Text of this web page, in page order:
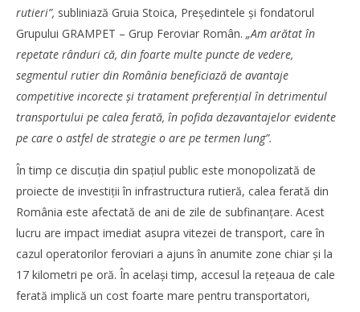
WDP își consolidează prezența pe piața europeană și
investește în noi proiecte logistice din România
Redacția
rutieri”, subliniază Gruia Stoica, Președintele și fondatorul
Grupului GRAMPET – Grup Feroviar Român. „Am arătat în
repetate rânduri că, din foarte multe puncte de vedere,
segmentul rutier din România beneficiază de avantaje
competitive incorecte și tratament preferențial în detrimentul
transportului pe calea ferată, în pofida dezavantajelor evidente
pe care o astfel de strategie o are pe termen lung”.
În timp ce discuția din spațiul public este monopolizată de
proiecte de investiții în infrastructura rutieră, calea ferată din
România este afectată de ani de zile de subfinanțare. Acest
lucru are impact imediat asupra vitezei de transport, care în
cazul operatorilor feroviari a ajuns în anumite zone chiar și la
17 kilometri pe oră. În același timp, accesul la rețeaua de cale
ferată implică un cost foarte mare pentru transportatori,